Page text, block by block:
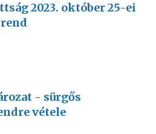
2023. október 25-ei
- sürgős
vétele